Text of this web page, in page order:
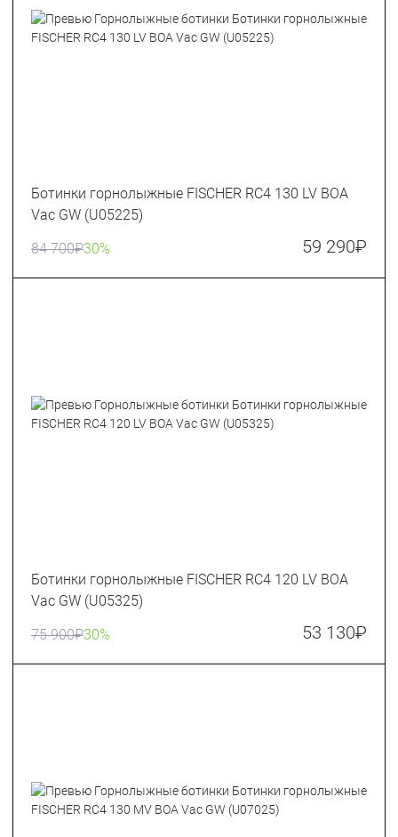
Ботинки горнолыжные FISCHER RC4 130 LV BOA
Vac GW (U05225)
84 700₽30% 59 290₽
Ботинки горнолыжные FISCHER RC4 120 LV BOA
Vac GW (U05325)
75 900₽30% 53 130₽